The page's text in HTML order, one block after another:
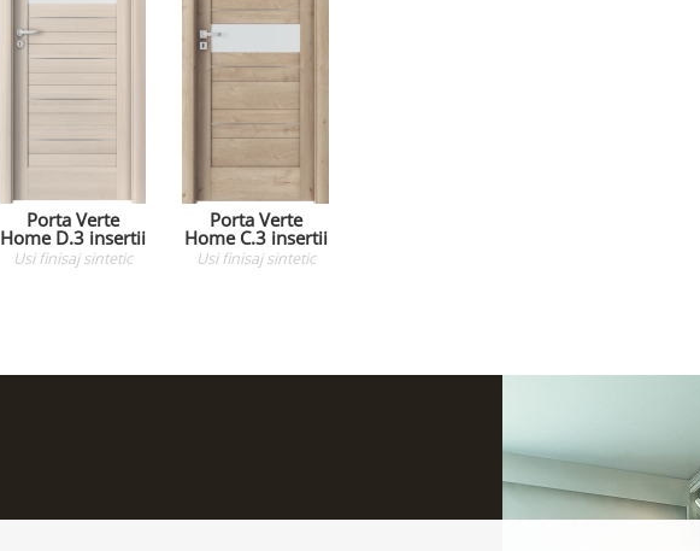
Porta Verte
Home D.3 insertii
Usifinisaj sintetic
Porta Verte
Home C.3 insertii
Usifinisaj sintetic